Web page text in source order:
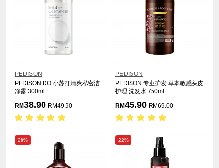
PEDISON
PEDISON DO 小苏打清爽私密洁
净露 300ml
RM38.90 RM49.90
PEDISON
PEDISON 专业护发 草本敏感头皮
护理 洗发水 750ml
RM45.90 RM69.00
28% 22%